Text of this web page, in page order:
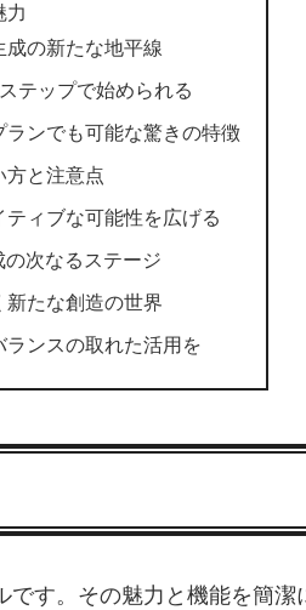
力
成の新たな地平線
テップで始められる
ランでも可能な驚きの特徴
方と注意点
ィブな可能性を広げる
の次なるステージ
新たな創造の世界
ランスの取れた活用を
す。その魅力と機能を簡潔